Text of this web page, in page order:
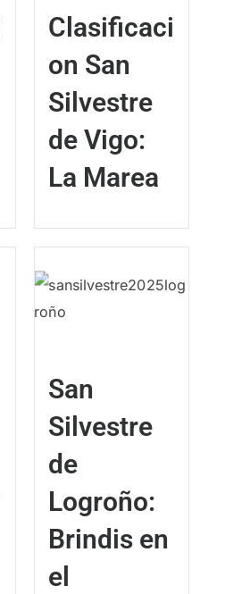
Clasificaci
on San
Silvestre
de Vigo:
La Marea
San
Silvestre
de
Logroño:
Brindis en
el